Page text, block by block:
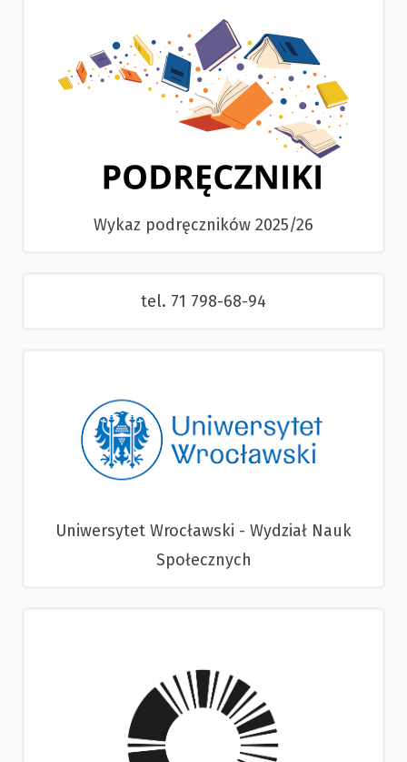
Wykaz podręczników 2025/26
tel. 71 798-68-94
Uniwersytet Wrocławski - Wydział Nauk
Społecznych